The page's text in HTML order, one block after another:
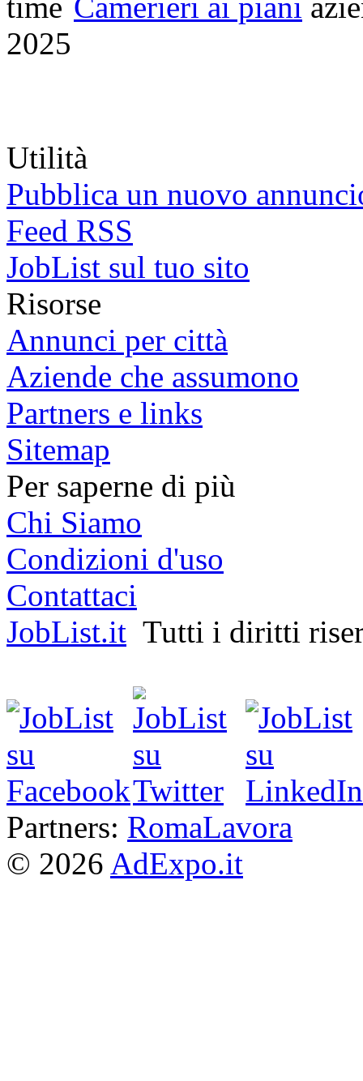
2025
Utilità
Pubblica un nuovo
Feed RSS
JobList sul tuo sito
Risorse
Annunci per città
Aziende che assumono
Partners e links
Sitemap
Per saperne di più
Chi Siamo
Condizioni d'uso
Contattaci
JobList.it Tutti i diritti
Partners: RomaLavora
© 2026 AdExpo.it